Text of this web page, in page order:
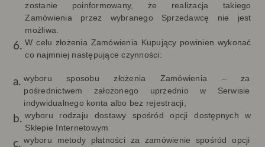
zostanie poinformowany, że realizacja takiego
Zamówienia przez wybranego Sprzedawcę nie jest
możliwa.
W celu złożenia Zamówienia Kupujący powinien wykonać
co najmniej następujące czynności:
wyboru sposobu złożenia Zamówienia – za
pośrednictwem założonego uprzednio w Serwisie
indywidualnego konta albo bez rejestracji;
wyboru rodzaju dostawy spośród opcji dostępnych w
Sklepie Internetowym
wyboru metody płatności za zamówienie spośród opcji